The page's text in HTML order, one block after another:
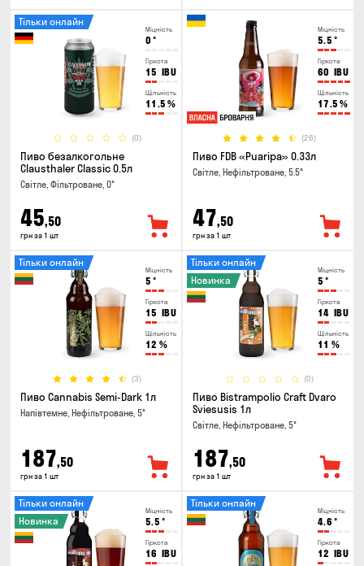
Міцність
0 °
Гіркота
15 IBU
Щільність
11.5 %
(0)
Тільки онлайн
Пиво безалкогольне
Clausthaler Classic 0.5л
Світле, Фільтроване, 0°
45,50
грн за 1 шт
Міцність
5.5 °
Гіркота
60 IBU
Щільність
17.5 %
(26)
Пиво FDB «Puaripa» 0.33л
Світле, Нефільтроване, 5.5°
47,50
грн за 1 шт
Міцність
5 °
Гіркота
15 IBU
Щільність
12 %
(3)
Тільки онлайн
Пиво Cannabis Semi-Dark 1л
Напівтемне, Нефільтроване, 5°
187,50
грн за 1 шт
Міцність
5 °
Гіркота
14 IBU
Щільність
11 %
(0)
Тільки онлайн
Новинка
Пиво Bistrampolio Craft Dvaro
Sviesusis 1л
Світле, Нефільтроване, 5°
187,50
грн за 1 шт
Міцність
5.5 °
Гіркота
16 IBU
Тільки онлайн
Новинка
Міцність
4.6 °
Гіркота
12 IBU
Тільки онлайн